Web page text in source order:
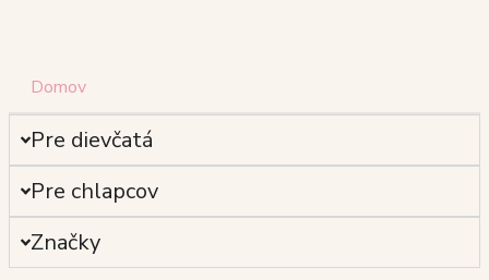
Domov
Pre dievčatá
Pre chlapcov
Značky